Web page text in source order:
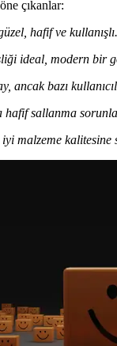
çıkanlar:
hafif ve kullanışlı.
ideal, modern bir
ancak bazı
hafif sallanma
malzeme kalitesine